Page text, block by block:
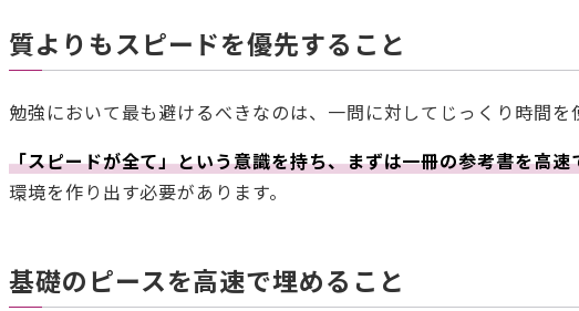
質よりもスピードを優先すること
勉強において最も避けるべきなのは、一問に対してじっくり時間を
「スピードが全て」という意識を持ち、まずは一冊の参考書を高速
環境を作り出す必要があります。
基礎のピースを高速で埋めること